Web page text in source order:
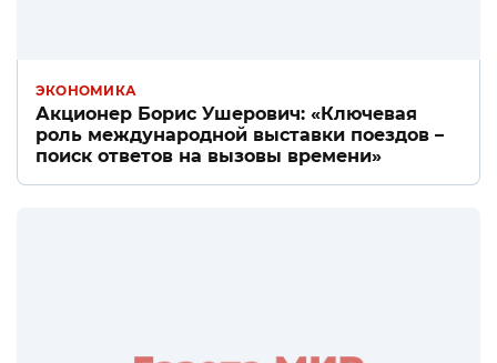
ЭКОНОМИКА
Акционер Борис Ушерович: «Ключевая
роль международной выставки поездов –
поиск ответов на вызовы времени»